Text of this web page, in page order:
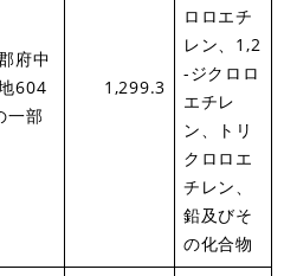
府中
604
一部
1,299.3
ロロエチ
レン、1,2
-ジクロロ
エチレ
ン、トリ
クロロエ
チレン、
鉛及びそ
の化合物